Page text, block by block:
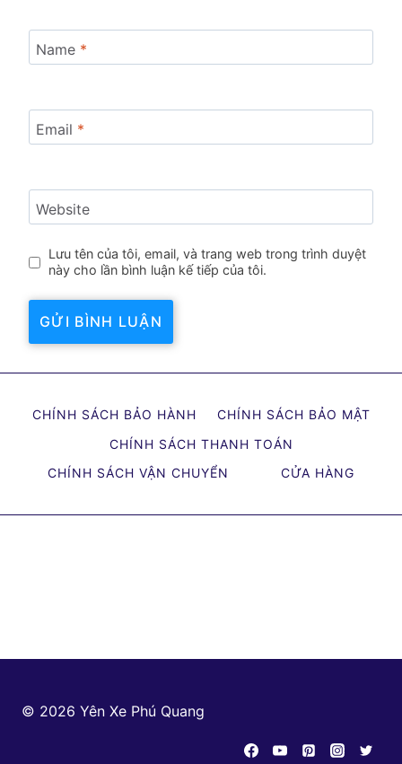
Name *
Email *
Website
Lưu tên của tôi, email, và trang web trong trình duyệt
này cho lần bình luận kế tiếp của tôi.
CHÍNH SÁCH BẢO HÀNH
CHÍNH SÁCH BẢO MẬT
CHÍNH SÁCH THANH TOÁN
CHÍNH SÁCH VẬN CHUYỂN
CỬA HÀNG
© 2026 Yên Xe Phú Quang